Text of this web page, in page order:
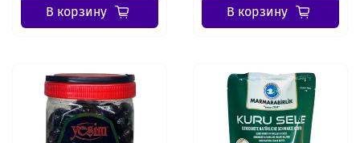
В корзину В корзину